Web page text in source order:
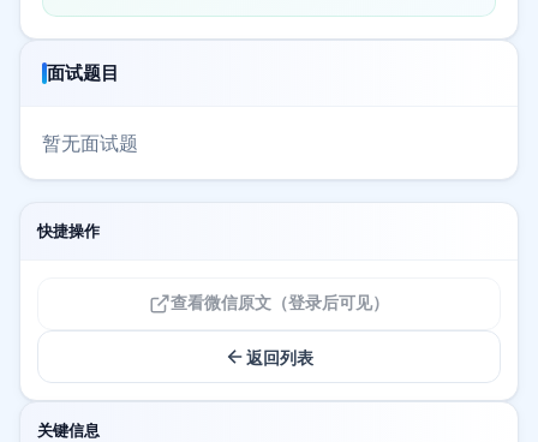
面试题目
暂无面试题
快捷操作
查看微信原文（登录后可见）
返回列表
关键信息